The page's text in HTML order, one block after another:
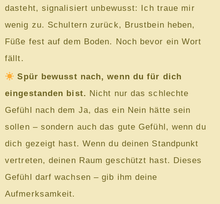
dasteht, signalisiert unbewusst: Ich traue mir
wenig zu. Schultern zurück, Brustbein heben,
Füße fest auf dem Boden. Noch bevor ein Wort
fällt.
Spür bewusst nach, wenn du für dich
eingestanden bist. Nicht nur das schlechte
Gefühl nach dem Ja, das ein Nein hätte sein
sollen – sondern auch das gute Gefühl, wenn du
dich gezeigt hast. Wenn du deinen Standpunkt
vertreten, deinen Raum geschützt hast. Dieses
Gefühl darf wachsen – gib ihm deine
Aufmerksamkeit.